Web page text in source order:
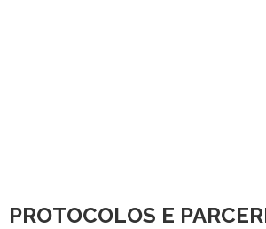
PROTOCOLOS E